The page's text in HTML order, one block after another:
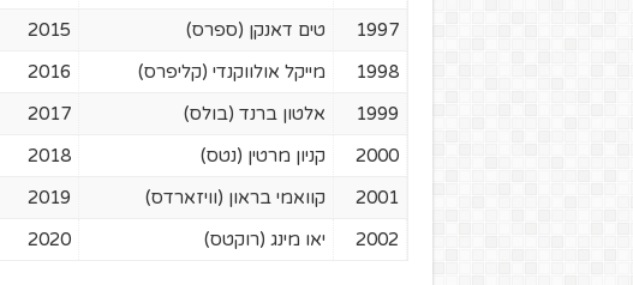
1997
טים דאנקן (ספרס) 2015
1998
מייקל אולווקנדי (קליפרס) 2016
1999
אלטון ברנד (בולס) 2017
2000
קניון מרטין (נטס) 2018
2001
קוואמי בראון (וויזארדס) 2019
2002
יאו מינג (רוקטס) 2020